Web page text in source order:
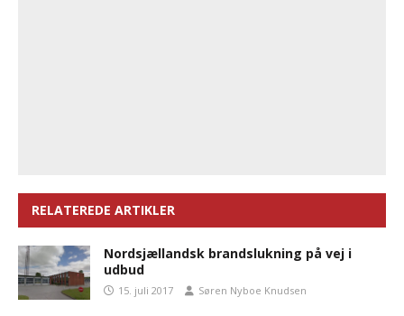
RELATEREDE ARTIKLER
Nordsjællandsk brandslukning på vej i
udbud
15. juli 2017 Søren Nyboe Knudsen